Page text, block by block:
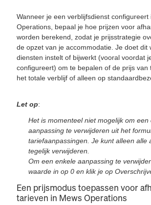
Wanneer je een verblijfsdienst configureert
Operations, bepaal je hoe prijzen voor
worden berekend, zodat je prijsstrategie
de opzet van je accommodatie. Je doet dit
diensten instelt of bijwerkt (vooral voordat
configureert) om te bepalen of de prijs van
het totale verblijf of alleen op
Let op:
Het is momenteel niet mogelijk om een
aanpassing te verwijderen uit het
tariefaanpassingen. Je kunt alleen alle
tegelijk verwijderen.
Om een enkele aanpassing te
waarde in op 0 en klik je op
Een prijsmodus toepassen voor
tarieven in Mews Operations